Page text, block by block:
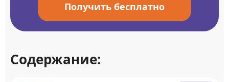
Получить бесплатно
Содержание: